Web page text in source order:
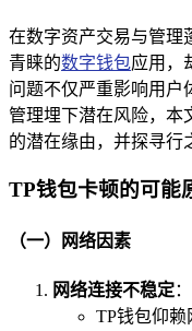
在数字资产交易与管理
青睐的数字钱包应用，
问题不仅严重影响用户
管理埋下潜在风险，本
的潜在缘由，并探寻行
TP钱包卡顿的可能
（一）网络因素
网络连接不稳定：
TP钱包仰